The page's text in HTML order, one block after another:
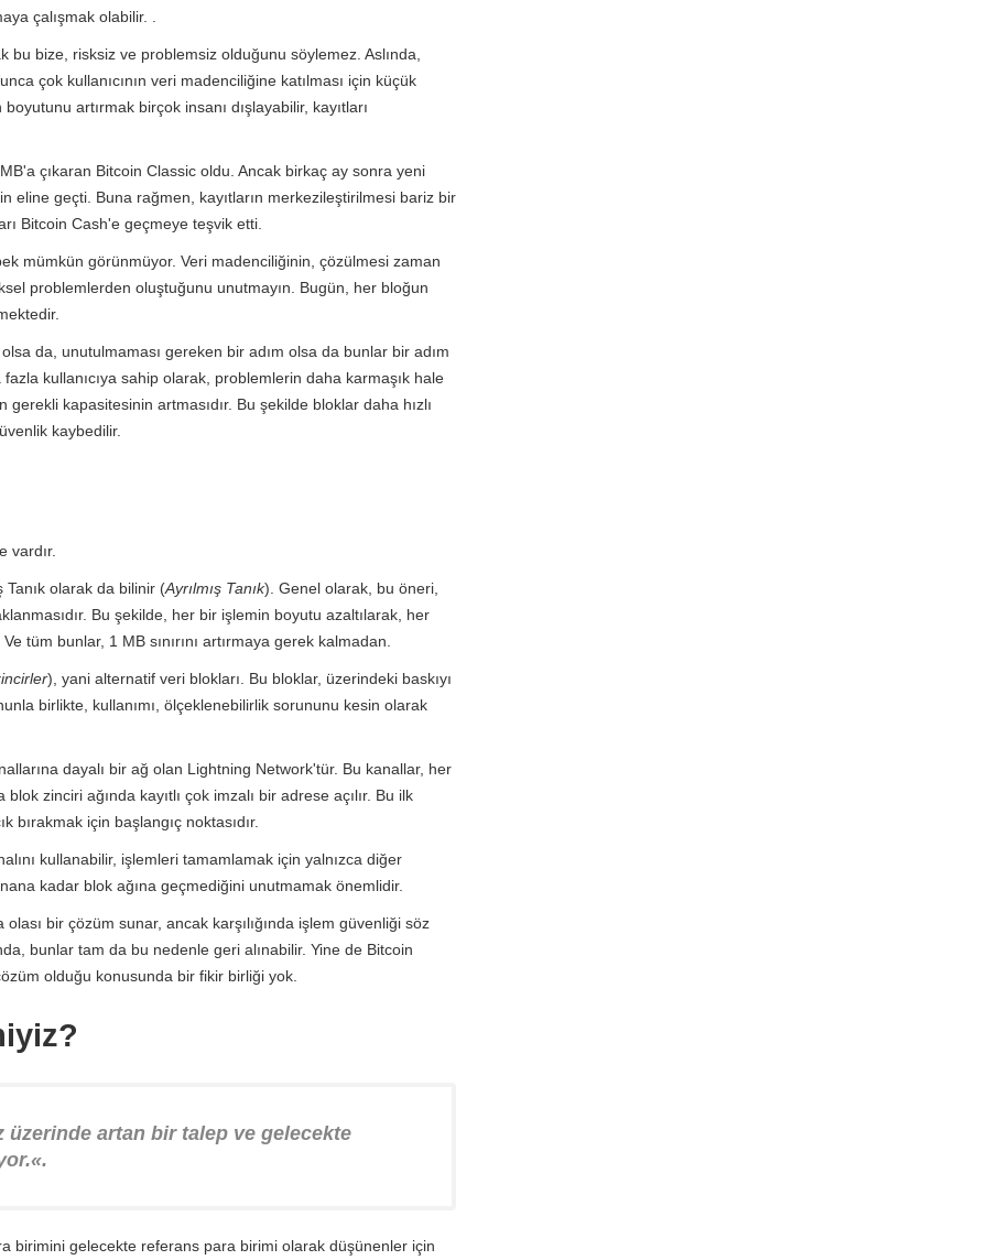
çalışmak olabilir. .
bize, risksiz ve problemsiz olduğunu söylemez. Aslında,
çok kullanıcının veri madenciliğine katılması için küçük
artırmak birçok insanı dışlayabilir, kayıtları
çıkaran Bitcoin Classic oldu. Ancak birkaç ay sonra yeni
eline geçti. Buna rağmen, kayıtların merkezileştirilmesi bariz bir
Bitcoin Cash'e geçmeye teşvik etti.
mümkün görünmüyor. Veri madenciliğinin, çözülmesi zaman
problemlerden oluştuğunu unutmayın. Bugün, her bloğun
da, unutulmaması gereken bir adım olsa da bunlar bir adım
kullanıcıya sahip olarak, problemlerin daha karmaşık hale
kapasitesinin artmasıdır. Bu şekilde bloklar daha hızlı
kaybedilir.
vardır.
Tanık olarak da bilinir (Ayrılmış Tanık). Genel olarak, bu öneri,
Bu şekilde, her bir işlemin boyutu azaltılarak, her
tüm bunlar, 1 MB sınırını artırmaya gerek kalmadan.
), yani alternatif veri blokları. Bu bloklar, üzerindeki baskıyı
birlikte, kullanımı, ölçeklenebilirlik sorununu kesin olarak
dayalı bir ağ olan Lightning Network'tür. Bu kanallar, her
zinciri ağında kayıtlı çok imzalı bir adrese açılır. Bu ilk
bırakmak için başlangıç ​​noktasıdır.
kullanabilir, işlemleri tamamlamak için yalnızca diğer
kadar blok ağına geçmediğini unutmamak önemlidir.
bir çözüm sunar, ancak karşılığında işlem güvenliği söz
bunlar tam da bu nedenle geri alınabilir. Yine de Bitcoin
olduğu konusunda bir fikir birliği yok.
üzerinde artan bir talep ve gelecekte
«.
birimini gelecekte referans para birimi olarak düşünenler için